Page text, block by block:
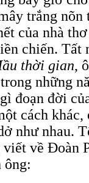
trắng
của nhà
chiến. Tất
thời gian,
những
đoạn đời
cách khác,
như nhau.
viết về Đoàn
ông: